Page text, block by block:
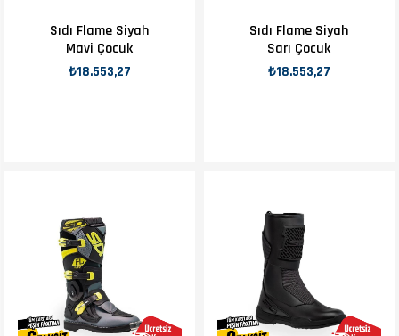
Sıdı Flame Siyah
Mavi Çocuk
₺18.553,27
Sıdı Flame Siyah
Sarı Çocuk
₺18.553,27